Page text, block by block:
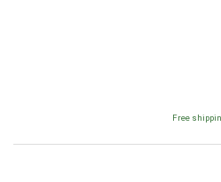
Free